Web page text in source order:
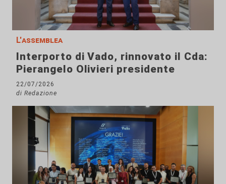
L'assemblea
Interporto di Vado, rinnovato il Cda:
Pierangelo Olivieri presidente
22/07/2026
di Redazione